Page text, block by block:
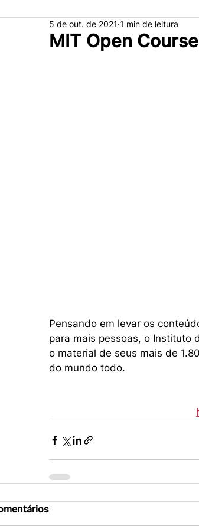
MIT Open
5 de out. de 2021 1 min de leitura
Pensando em levar os
para mais pessoas, o Instituto
o material de seus mais de
do mundo todo.